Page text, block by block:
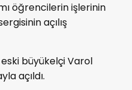
öğrencilerin işlerinin
açılış
büyükelçi Varol
açıldı.